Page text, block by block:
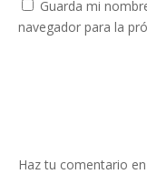
Guarda mi
navegador para la
Haz tu comentario